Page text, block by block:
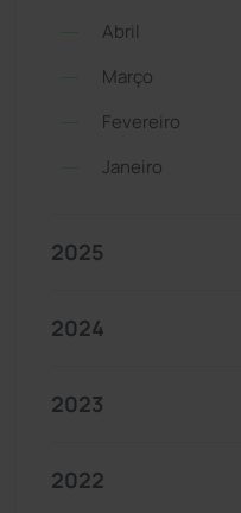
Abril
Março
Fevereiro
Janeiro
2025
2024
2023
2022